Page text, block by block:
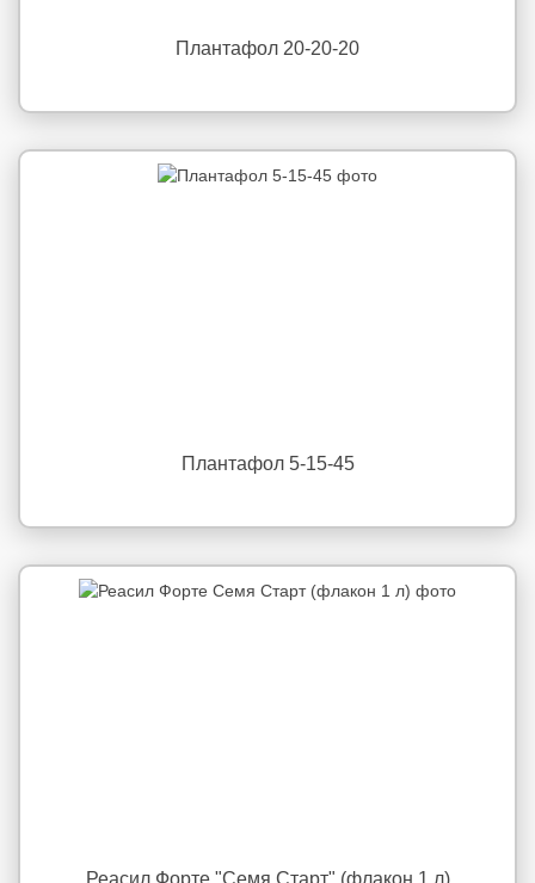
Плантафол 20-20-20
Плантафол 5-15-45
Реасил Форте "Семя Старт" (флакон 1 л)